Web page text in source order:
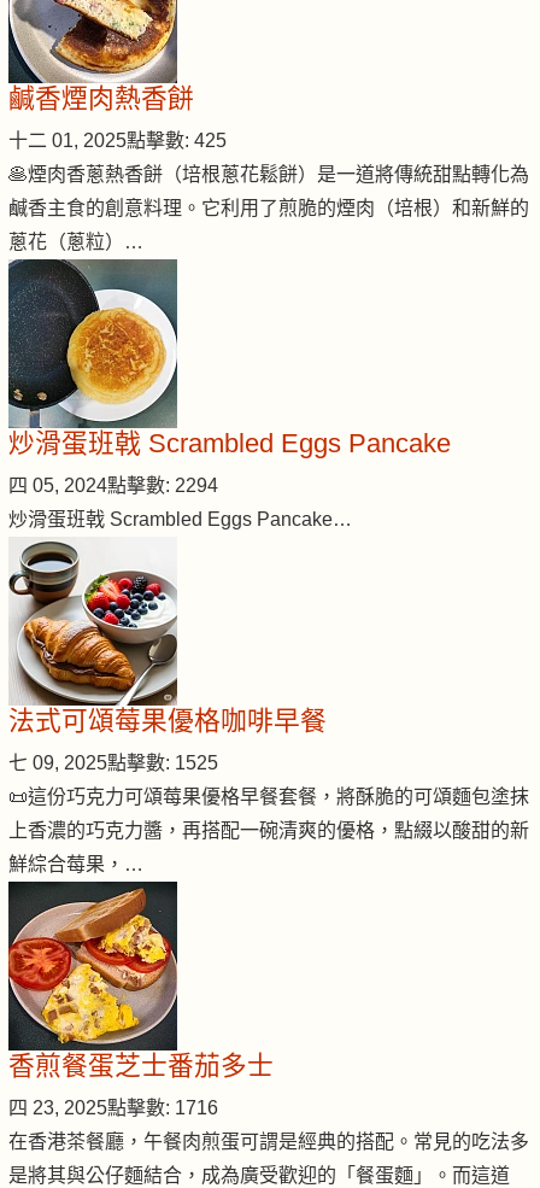
鹹香煙肉熱香餅
十二 01, 2025點擊數: 425
🥞煙肉香蔥熱香餅（培根蔥花鬆餅）是一道將傳統甜點轉化為
鹹香主食的創意料理。它利用了煎脆的煙肉（培根）和新鮮的
蔥花（蔥粒）…
炒滑蛋班戟 Scrambled Eggs Pancake
四 05, 2024點擊數: 2294
炒滑蛋班戟 Scrambled Eggs Pancake…
法式可頌莓果優格咖啡早餐
七 09, 2025點擊數: 1525
📜這份巧克力可頌莓果優格早餐套餐，將酥脆的可頌麵包塗抹
上香濃的巧克力醬，再搭配一碗清爽的優格，點綴以酸甜的新
鮮綜合莓果，…
香煎餐蛋芝士番茄多士
四 23, 2025點擊數: 1716
在香港茶餐廳，午餐肉煎蛋可謂是經典的搭配。常見的吃法多
是將其與公仔麵結合，成為廣受歡迎的「餐蛋麵」。而這道